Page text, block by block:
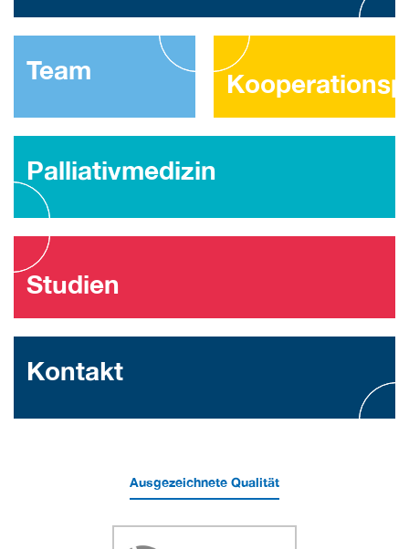
Team
Palliativmedizin
Studien
Kontakt
Ausgezeichnete Qualität